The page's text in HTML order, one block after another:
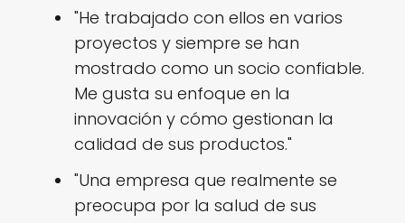
"He trabajado con ellos en varios
proyectos y siempre se han
mostrado como un socio confiable.
Me gusta su enfoque en la
innovación y cómo gestionan la
calidad de sus productos."
"Una empresa que realmente se
preocupa por la salud de sus